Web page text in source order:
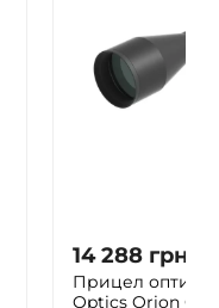
14 288 грн.
Прицел
Optics Orion